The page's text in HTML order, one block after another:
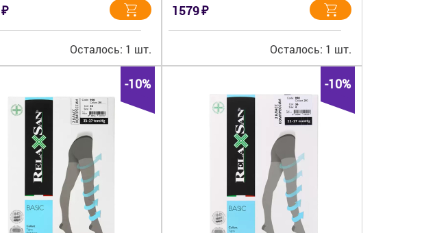
₽
Осталось: 1 шт.
1579₽
Осталось: 1 шт.
-10% -10%